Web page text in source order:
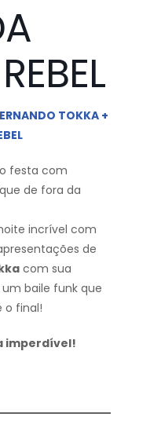
TOKKA +
festa com
de fora da
incrível com
de
com sua
baile funk que
o final!
imperdível!